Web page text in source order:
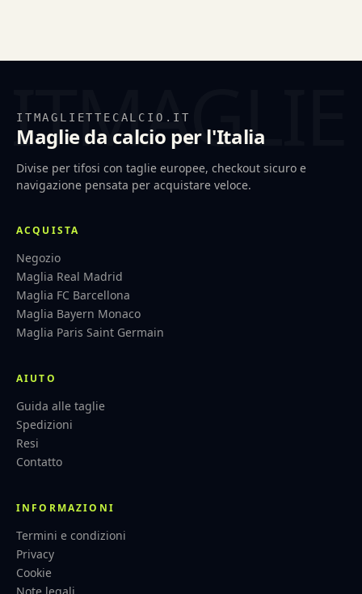
ITMAGLIETTECALCIO.IT
Maglie da calcio per l'Italia
Divise per tifosi con taglie europee, checkout sicuro e
navigazione pensata per acquistare veloce.
ACQUISTA
Negozio
Maglia Real Madrid
Maglia FC Barcellona
Maglia Bayern Monaco
Maglia Paris Saint Germain
AIUTO
Guida alle taglie
Spedizioni
Resi
Contatto
INFORMAZIONI
Termini e condizioni
Privacy
Cookie
Note legali